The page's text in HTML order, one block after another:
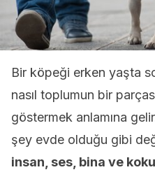
Bir köpeği erken yaşta
nasıl toplumun bir
göstermek anlamına
şey evde olduğu gibi
insan, ses, bina ve